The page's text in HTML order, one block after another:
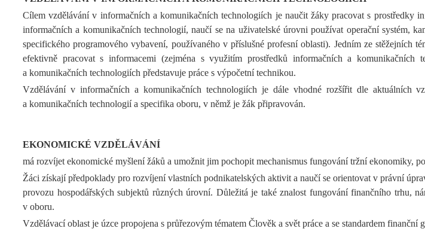
Cílem vzdělávání v informačních a komunikačních technologiích je naučit žáky pracovat s prostředky
informačních a komunikačních technologií, naučí se na uživatelské úrovni používat operační systém,
specifického programového vybavení, používaného v příslušné profesní oblasti). Jedním ze
efektivně pracovat s informacemi (zejména s využitím prostředků informačních a
a komunikačních technologiích představuje práce s výpočetní technikou.
Vzdělávání v informačních a komunikačních technologiích je dále vhodné rozšířit dle aktuálních
a komunikačních technologií a specifika oboru, v němž je žák připravován.
EKONOMICKÉ VZDĚLÁVÁNÍ
má rozvíjet ekonomické myšlení žáků a umožnit jim pochopit mechanismus fungování tržní ekonomiky,
Žáci získají předpoklady pro rozvíjení vlastních podnikatelských aktivit a naučí se orientovat v právní
provozu hospodářských subjektů různých úrovní. Důležitá je také znalost fungování finančního trhu,
v oboru.
Vzdělávací oblast je úzce propojena s průřezovým tématem Člověk a svět práce a se standardem finanční